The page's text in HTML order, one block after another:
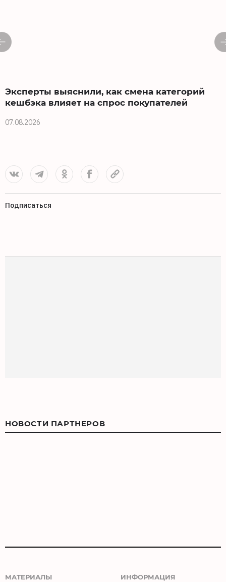
Эксперты выяснили, как смена категорий
кешбэка влияет на спрос покупателей
07.08.2026
Подписаться
НОВОСТИ ПАРТНЕРОВ
МАТЕРИАЛЫ ИНФОРМАЦИЯ